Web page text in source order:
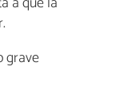
grave